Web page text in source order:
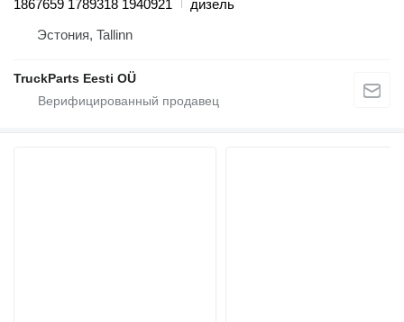
1867659 1789318 1940921
дизель
Эстония, Tallinn
TruckParts Eesti OÜ